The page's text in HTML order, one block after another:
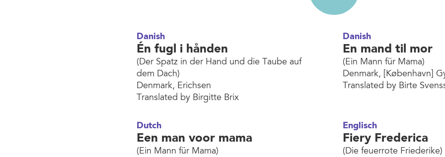
Danish
Én fugl i hånden
(Der Spatz in der Hand und die Taube auf
dem Dach)
Denmark, Erichsen
Translated by Birgitte Brix
Danish
En mand til mor
(Ein Mann für Mama)
Denmark, [København]
Translated by Birte
Dutch
Een man voor mama
(Ein Mann für Mama)
Englisch
Fiery Frederica
(Die feuerrote Friederike)